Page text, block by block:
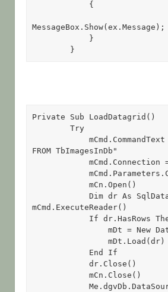
MessageBox.Show(ex.Message);
        }
Private Sub LoadDatagrid()
        Try
            mCmd.CommandText = "SELECT *
FROM TbImagesInDb"
            mCmd.Connection = mCn
            mCmd.Parameters.Clear()
            mCn.Open()
            Dim dr As SqlDataReader =
mCmd.ExecuteReader()
                mDt = New DataTable()
                mDt.Load(dr)
            dr.Close()
            mCn.Close()
            Me.dgvDb.DataSource = mDt